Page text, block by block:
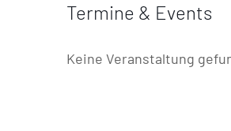
Termine & Events
Keine Veranstaltung